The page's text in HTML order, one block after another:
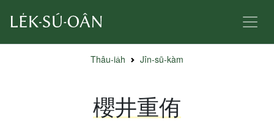
Thâu-ia̍h Jîn-sū-kàm
櫻井重侑